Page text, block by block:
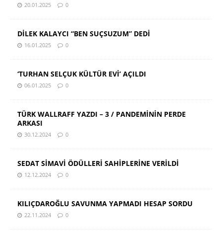
20.01.2025 0
DİLEK KALAYCI “BEN SUÇSUZUM” DEDİ
16.01.2025 0
‘TURHAN SELÇUK KÜLTÜR EVİ’ AÇILDI
06.01.2025 0
TÜRK WALLRAFF YAZDI – 3 / PANDEMİNİN PERDE
ARKASI
30.12.2024 0
SEDAT SİMAVİ ÖDÜLLERİ SAHİPLERİNE VERİLDİ
12.12.2024 0
KILIÇDAROĞLU SAVUNMA YAPMADI HESAP SORDU
22.11.2024 0